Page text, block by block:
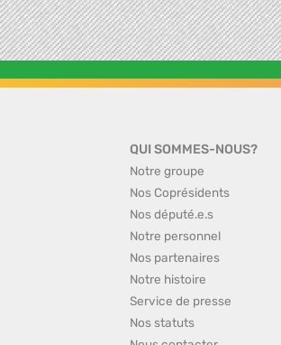
QUI SOMMES-NOUS?
Notre groupe
Nos Coprésidents
Nos député.e.s
Notre personnel
Nos partenaires
Notre histoire
Service de presse
Nos statuts